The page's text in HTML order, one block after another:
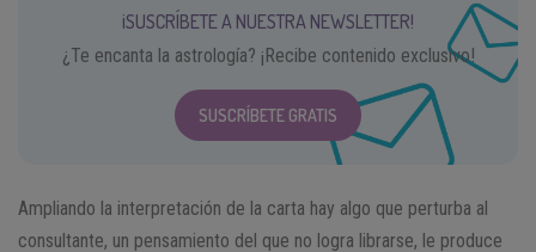
¡SUSCRÍBETE A NUESTRA NEWSLETTER!
¿Te encanta la astrología? ¡Recibe contenido exclusivo!
SUSCRÍBETE GRATIS
Ampliando la interpretación de la carta hay algo que perturba al
consultante, un pensamiento del que no logra librarse, le produce